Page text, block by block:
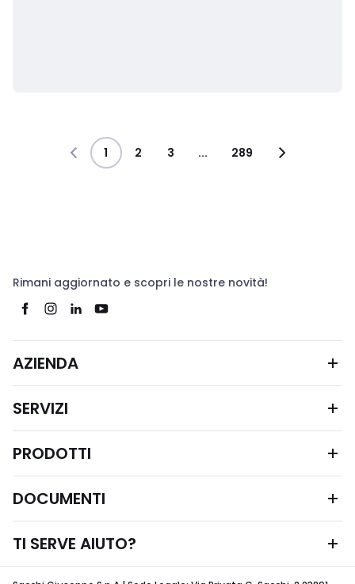
1 2 3 ... 289
Rimani aggiornato e scopri le nostre novità!
AZIENDA
SERVIZI
PRODOTTI
DOCUMENTI
TI SERVE AIUTO?